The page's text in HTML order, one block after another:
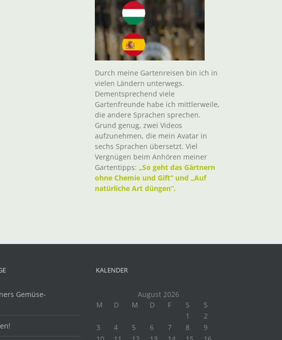
Durch meine Gartenreisen bin ich in
vielen Ländern unterwegs.
Dementsprechend viele
Gartenfreunde habe ich mittlerweile,
die andere Sprachen sprechen.
Grund genug, zwei Videos
aufzunehmen, die mein Avatar in
sechs Sprachen übersetzt. Viel
Vergnügen beim Anhören meiner
Gartentipps: „So geht das Gärtnern
ohne Chemie und Gift“ und „Auf
natürliche Art düngen“.
Gemüse-
KALENDER
August 2026
M
D M D F S
S
1
2
3
4 5 6 7 8
9